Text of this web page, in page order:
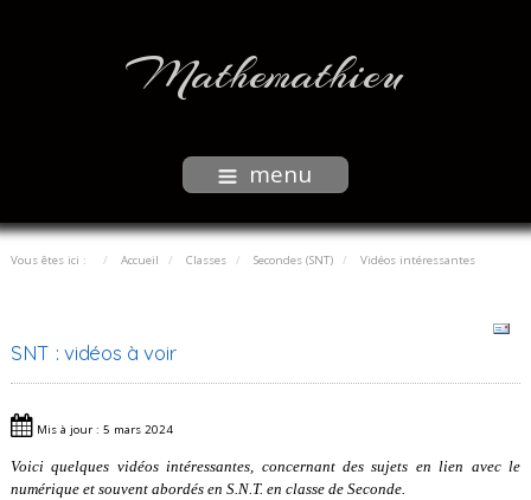
Mathemathieu
menu
Vous êtes ici : Accueil Classes Secondes (SNT) Vidéos intéressantes
SNT : vidéos à voir
Mis à jour : 5 mars 2024
Voici quelques vidéos intéressantes, concernant des sujets en lien avec le
numérique et souvent abordés en S.N.T. en classe de Seconde.